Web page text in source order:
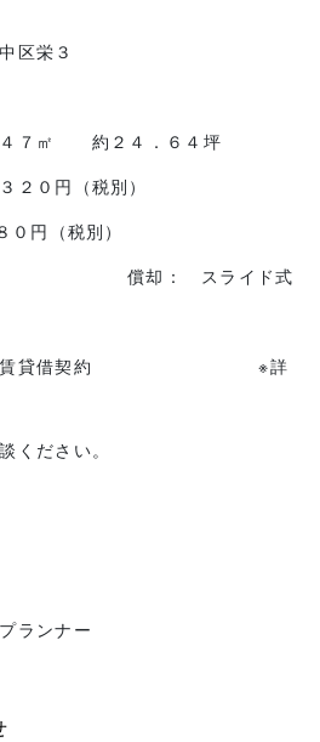
栄３
㎡ 約２４．６４坪
０円（税別）
円（税別）
分 償却： スライド式
建物賃貸借契約 ※詳
ださい。
ランナー